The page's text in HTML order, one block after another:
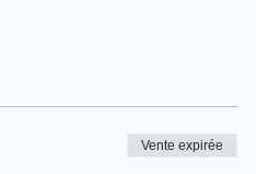
Vente expirée